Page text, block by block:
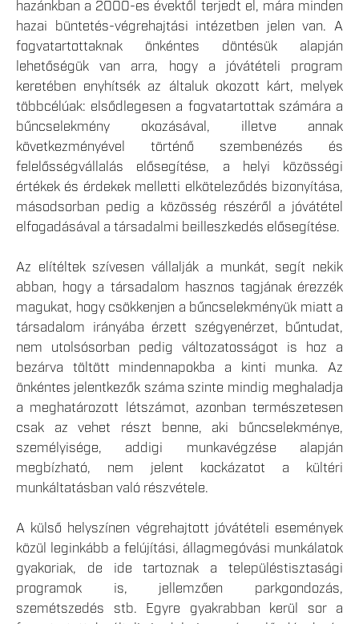
hazánkban a 2000-es évektől terjedt el, mára minden
hazai büntetés-végrehajtási intézetben jelen van. A
fogvatartottaknak önkéntes döntésük alapján
lehetőségük van arra, hogy a jóvátételi program
keretében enyhítsék az általuk okozott kárt, melyek
többcélúak: elsődlegesen a fogvatartottak számára a
bűncselekmény okozásával, illetve annak
következményével történő szembenézés és
felelősségvállalás elősegítése, a helyi közösségi
értékek és érdekek melletti elköteleződés bizonyítása,
másodsorban pedig a közösség részéről a jóvátétel
elfogadásával a társadalmi beilleszkedés elősegítése.
Az elítéltek szívesen vállalják a munkát, segít nekik
abban, hogy a társadalom hasznos tagjának érezzék
magukat, hogy csökkenjen a bűncselekményük miatt a
társadalom irányába érzett szégyenérzet, bűntudat,
nem utolsósorban pedig változatosságot is hoz a
bezárva töltött mindennapokba a kinti munka. Az
önkéntes jelentkezők száma szinte mindig meghaladja
a meghatározott létszámot, azonban természetesen
csak az vehet részt benne, aki bűncselekménye,
személyisége, addigi munkavégzése alapján
megbízható, nem jelent kockázatot a kültéri
munkáltatásban való részvétele.
A külső helyszínen végrehajtott jóvátételi események
közül leginkább a felújítási, állagmegóvási munkálatok
gyakoriak, de ide tartoznak a településtisztasági
programok is, jellemzően parkgondozás,
szemétszedés stb. Egyre gyakrabban kerül sor a